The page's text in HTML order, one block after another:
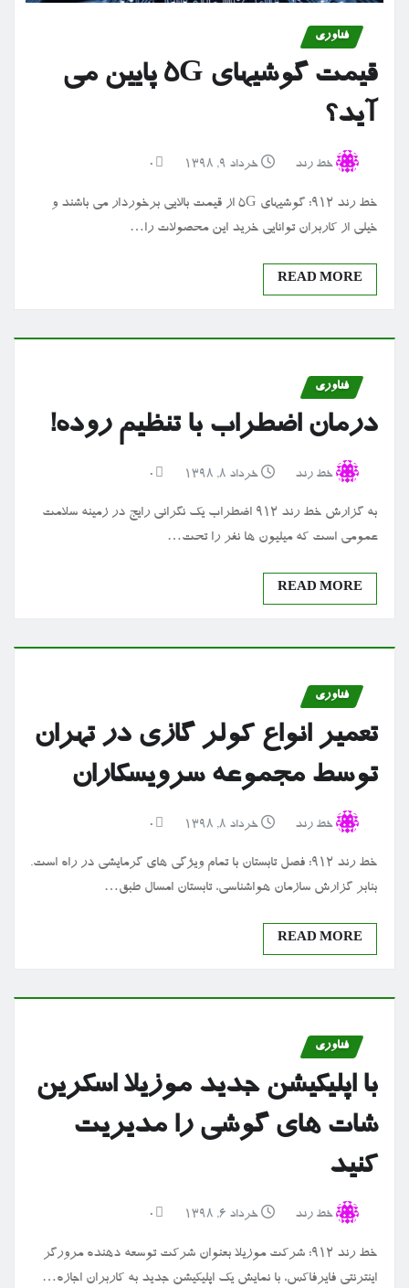
فناوری
قیمت گوشیهای 5G پایین می
آید؟
خط رند خرداد ۹, ۱۳۹۸ 0
خط رند ۹۱۲: گوشیهای 5G از قیمت بالایی برخوردار می باشند و
خیلی از کاربران توانایی خرید این محصولات را…
READ MORE
فناوری
درمان اضطراب با تنظیم روده!
خط رند خرداد ۸, ۱۳۹۸ 0
به گزارش خط رند ۹۱۲ اضطراب یک نگرانی رایج در زمینه سلامت
عمومی است که میلیون ها نفر را تحت…
READ MORE
فناوری
تعمیر انواع کولر گازی در تهران
توسط مجموعه سرویسکاران
خط رند خرداد ۸, ۱۳۹۸ 0
خط رند ۹۱۲: فصل تابستان با تمام ویژگی های گرمایشی در راه است.
بنابر گزارش سازمان هواشناسی، تابستان امسال طبق…
READ MORE
فناوری
با اپلیکیشن جدید موزیلا اسکرین
شات های گوشی را مدیریت
کنید
خط رند خرداد ۶, ۱۳۹۸ 0
خط رند ۹۱۲: شرکت موزیلا بعنوان شرکت توسعه دهنده مرورگر
اینترنتی فایرفاکس، با نمایش یک اپلیکیشن جدید به کاربران اجازه…